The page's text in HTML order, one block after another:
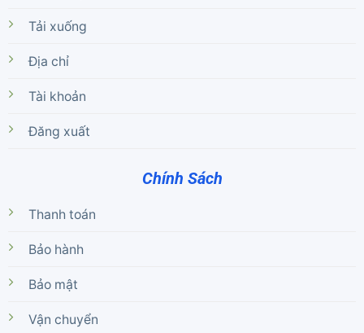
Tải xuống
Địa chỉ
Tài khoản
Đăng xuất
Chính Sách
Thanh toán
Bảo hành
Bảo mật
Vận chuyển